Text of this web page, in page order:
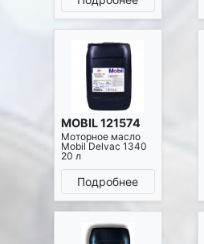
MOBIL 121574
Моторное масло
Mobil Delvac 1340
20 л
Подробнее